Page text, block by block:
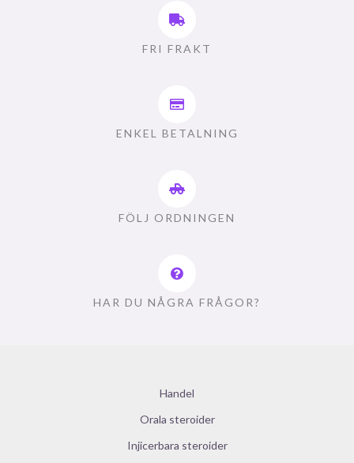
FRI FRAKT
ENKEL BETALNING
FÖLJ ORDNINGEN
HAR DU NÅGRA FRÅGOR?
Handel
Orala steroider
Injicerbara steroider